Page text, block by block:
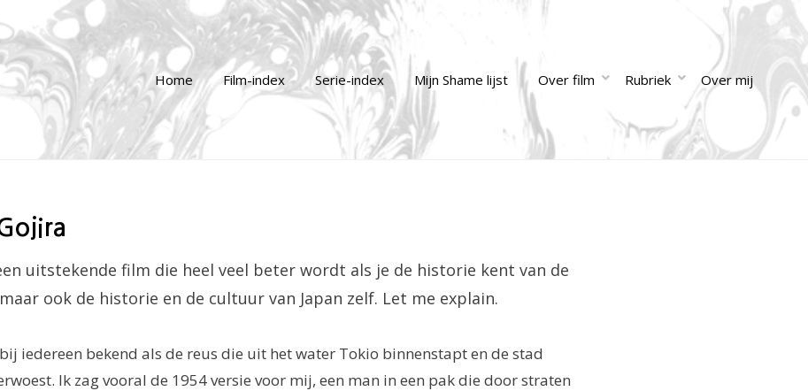
Home Film-index Serie-index Mijn Shame lijst Over film Rubriek Over mij
uitstekende film die heel veel beter wordt als je de historie kent van de
ook de historie en de cultuur van Japan zelf. Let me explain.
iedereen bekend als de reus die uit het water Tokio binnenstapt en de stad
Ik zag vooral de 1954 versie voor mij, een man in een pak die door straten